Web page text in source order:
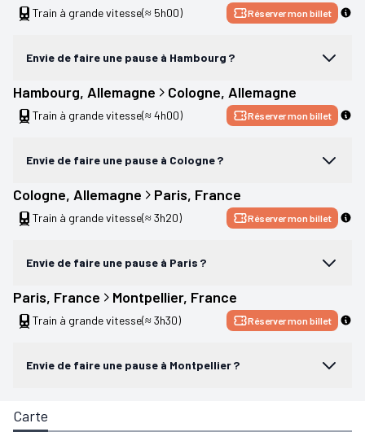
Train à grande vitesse(≈ 5h00) Réserver mon billet
Envie de faire une pause à Hambourg ?
Hambourg, Allemagne Cologne, Allemagne
Train à grande vitesse(≈ 4h00) Réserver mon billet
Envie de faire une pause à Cologne ?
Cologne, Allemagne Paris, France
Train à grande vitesse(≈ 3h20) Réserver mon billet
Envie de faire une pause à Paris ?
Paris, France Montpellier, France
Train à grande vitesse(≈ 3h30) Réserver mon billet
Envie de faire une pause à Montpellier ?
Carte